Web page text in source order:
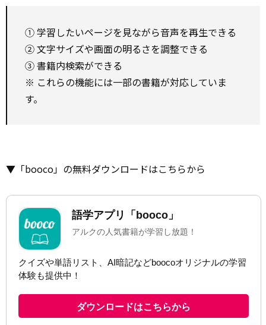
① 学習したいページを見ながら音声を再生できる
② 文字サイズや画面の明るさを調整できる
③ 書籍内検索ができる
※ これらの機能には一部の書籍が対応していま
す。
▼「booco」の無料ダウンロードはこちらから